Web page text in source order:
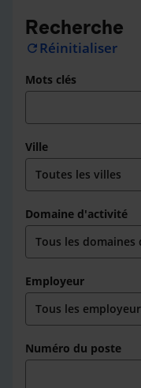
Recherche
refresh Réinitialiser
Mots clés
Ville
Domaine d'activité
Employeur
Numéro du poste